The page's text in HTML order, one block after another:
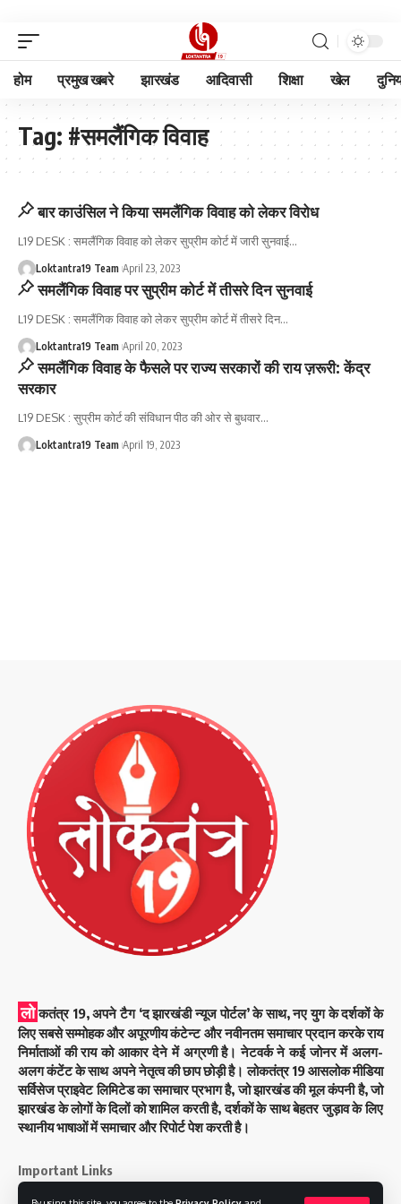
होम प्रमुख खबरे झारखंड आदिवासी शिक्षा खेल
Tag: #समलैंगिक विवाह
बार काउंसिल ने किया समलैंगिक विवाह को लेकर विरोध
L19 DESK : समलैंगिक विवाह को लेकर सुप्रीम कोर्ट में जारी सुनवाई…
Loktantra19 Team April 23, 2023
समलैंगिक विवाह पर सुप्रीम कोर्ट में तीसरे दिन सुनवाई
L19 DESK : समलैंगिक विवाह को लेकर सुप्रीम कोर्ट में तीसरे दिन…
Loktantra19 Team April 20, 2023
समलैंगिक विवाह के फैसले पर राज्य सरकारों की राय ज़रूरी: केंद्र
सरकार
L19 DESK : सुप्रीम कोर्ट की संविधान पीठ की ओर से बुधवार…
Loktantra19 Team April 19, 2023
लो कतंत्र 19, अपने टैग ‘द झारखंडी न्यूज पोर्टल’ के साथ, नए युग के दर्शकों के
लिए सबसे सम्मोहक और अपूरणीय कंटेन्ट और नवीनतम समाचार प्रदान करके राय
निर्माताओं की राय को आकार देने में अग्रणी है। नेटवर्क ने कई जोनर में अलग-
अलग कंटेंट के साथ अपने नेतृत्व की छाप छोड़ी है। लोकतंत्र 19 आसलोक मीडिया
सर्विसेज प्राइवेट लिमिटेड का समाचार प्रभाग है, जो झारखंड की मूल कंपनी है, जो
झारखंड के लोगों के दिलों को शामिल करती है, दर्शकों के साथ बेहतर जुड़ाव के लिए
स्थानीय भाषाओं में समाचार और रिपोर्ट पेश करती है।
Important Links